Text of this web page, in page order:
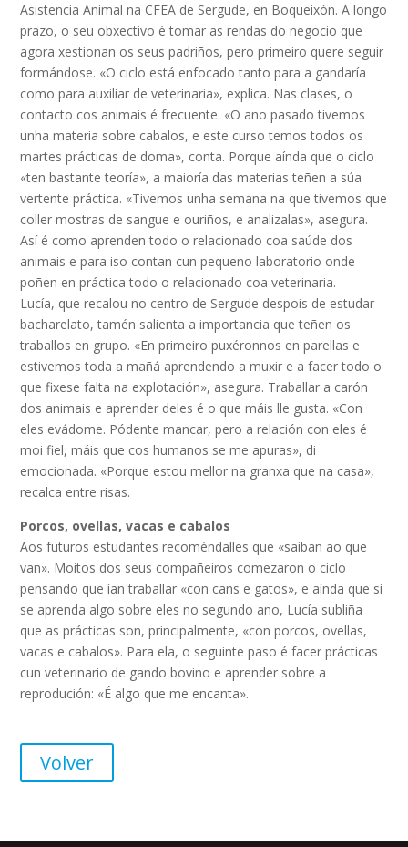
Asistencia Animal na CFEA de Sergude, en Boqueixón. A longo
prazo, o seu obxectivo é tomar as rendas do negocio que
agora xestionan os seus padriños, pero primeiro quere seguir
formándose. «O ciclo está enfocado tanto para a gandaría
como para auxiliar de veterinaria», explica. Nas clases, o
contacto cos animais é frecuente. «O ano pasado tivemos
unha materia sobre cabalos, e este curso temos todos os
martes prácticas de doma», conta. Porque aínda que o ciclo
«ten bastante teoría», a maioría das materias teñen a súa
vertente práctica. «Tivemos unha semana na que tivemos que
coller mostras de sangue e ouriños, e analizalas», asegura.
Así é como aprenden todo o relacionado coa saúde dos
animais e para iso contan cun pequeno laboratorio onde
poñen en práctica todo o relacionado coa veterinaria.
Lucía, que recalou no centro de Sergude despois de estudar
bacharelato, tamén salienta a importancia que teñen os
traballos en grupo. «En primeiro puxéronnos en parellas e
estivemos toda a mañá aprendendo a muxir e a facer todo o
que fixese falta na explotación», asegura. Traballar a carón
dos animais e aprender deles é o que máis lle gusta. «Con
eles evádome. Pódente mancar, pero a relación con eles é
moi fiel, máis que cos humanos se me apuras», di
emocionada. «Porque estou mellor na granxa que na casa»,
recalca entre risas.
Porcos, ovellas, vacas e cabalos
Aos futuros estudantes recoméndalles que «saiban ao que
van». Moitos dos seus compañeiros comezaron o ciclo
pensando que ían traballar «con cans e gatos», e aínda que si
se aprenda algo sobre eles no segundo ano, Lucía subliña
que as prácticas son, principalmente, «con porcos, ovellas,
vacas e cabalos». Para ela, o seguinte paso é facer prácticas
cun veterinario de gando bovino e aprender sobre a
reprodución: «É algo que me encanta».
Volver